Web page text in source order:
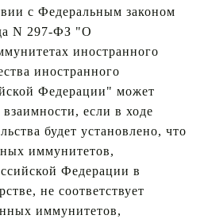
с Федеральным законом
N 297-ФЗ "О
иностранного
иностранного
Федерации" может
если в ходе
будет установлено, что
иммунитетов,
Федерации в
не соответствует
иммунитетов,